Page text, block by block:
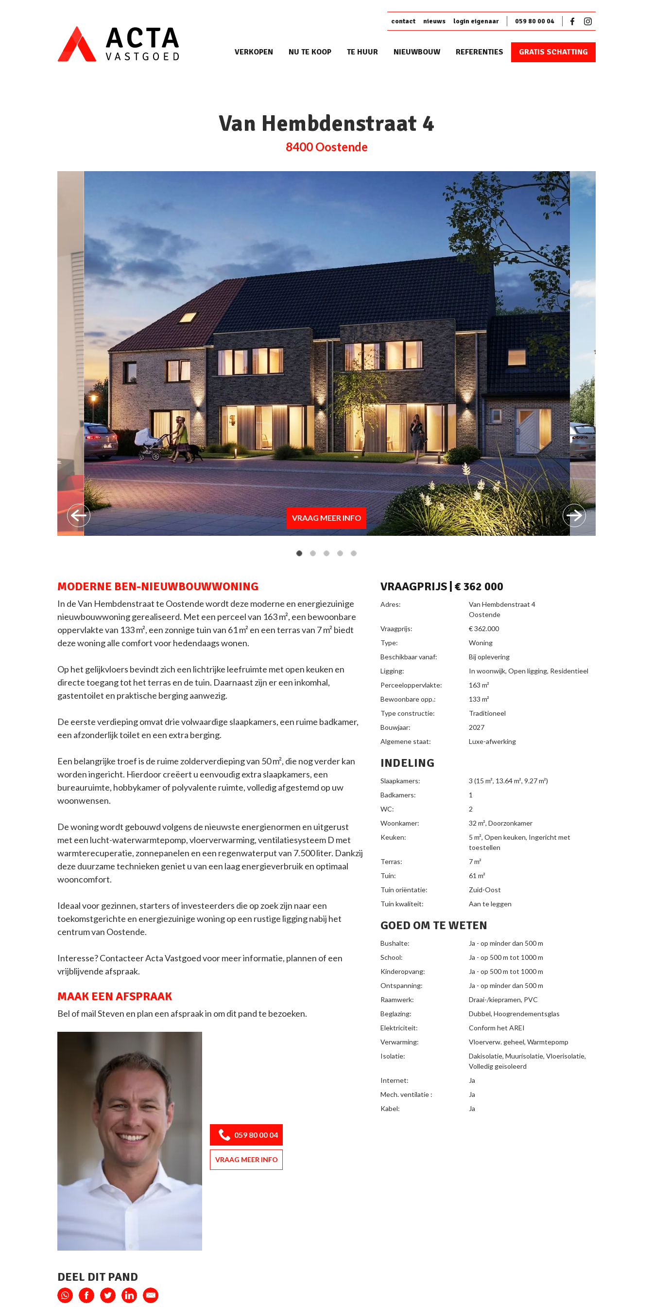
contact nieuws login eigenaar 059 80 00 04
VERKOPEN NU TE KOOP TE HUUR NIEUWBOUW REFERENTIES GRATIS SCHATTING
Van Hembdenstraat 4
8400 Oostende
Previous Next
VRAAG MEER INFO
MODERNE BEN-NIEUWBOUWWONING
In de Van Hembdenstraat te Oostende wordt deze moderne en energiezuinige
nieuwbouwwoning gerealiseerd. Met een perceel van 163 m², een bewoonbare
oppervlakte van 133 m², een zonnige tuin van 61 m² en een terras van 7 m² biedt
deze woning alle comfort voor hedendaags wonen.
Op het gelijkvloers bevindt zich een lichtrijke leefruimte met open keuken en
directe toegang tot het terras en de tuin. Daarnaast zijn er een inkomhal,
gastentoilet en praktische berging aanwezig.
De eerste verdieping omvat drie volwaardige slaapkamers, een ruime badkamer,
een afzonderlijk toilet en een extra berging.
Een belangrijke troef is de ruime zolderverdieping van 50 m², die nog verder kan
worden ingericht. Hierdoor creëert u eenvoudig extra slaapkamers, een
bureauruimte, hobbykamer of polyvalente ruimte, volledig afgestemd op uw
woonwensen.
De woning wordt gebouwd volgens de nieuwste energienormen en uitgerust
met een lucht-waterwarmtepomp, vloerverwarming, ventilatiesysteem D met
warmterecuperatie, zonnepanelen en een regenwaterput van 7.500 liter. Dankzij
deze duurzame technieken geniet u van een laag energieverbruik en optimaal
wooncomfort.
Ideaal voor gezinnen, starters of investeerders die op zoek zijn naar een
toekomstgerichte en energiezuinige woning op een rustige ligging nabij het
centrum van Oostende.
Interesse? Contacteer Acta Vastgoed voor meer informatie, plannen of een
vrijblijvende afspraak.
MAAK EEN AFSPRAAK
Bel of mail Steven en plan een afspraak in om dit pand te bezoeken.
059 80 00 04
VRAAG MEER INFO
DEEL DIT PAND
VRAAGPRIJS | € 362 000
ALGEMEEN
Adres:
Van Hembdenstraat 4
Oostende
Vraagprijs:
€ 362.000
Type:
Woning
Beschikbaar vanaf:
Bij oplevering
Ligging:
In woonwijk, Open ligging, Residentieel
Perceeloppervlakte:
163 m²
Bewoonbare opp.:
133 m²
Type constructie:
Traditioneel
Bouwjaar:
2027
Algemene staat:
Luxe-afwerking
INDELING
Slaapkamers: 3 (15 m², 13.64 m², 9.27 m²)
Badkamers:
1
WC:
2
Woonkamer:
32 m², Doorzonkamer
Keuken:
5 m², Open keuken, Ingericht met
toestellen
Terras:
7 m²
Tuin:
61 m²
Tuin oriëntatie:
Zuid-Oost
Tuin kwaliteit:
Aan te leggen
GOED OM TE WETEN
Bushalte:
Ja - op minder dan 500 m
School:
Ja - op 500 m tot 1000 m
Kinderopvang:
Ja - op 500 m tot 1000 m
Ontspanning:
Ja - op minder dan 500 m
Raamwerk:
Draai-/kiepramen, PVC
Beglazing:
Dubbel, Hoogrendementsglas
Elektriciteit:
Conform het AREI
Verwarming:
Vloerverw. geheel, Warmtepomp
Isolatie:
Dakisolatie, Muurisolatie, Vloerisolatie,
Volledig geïsoleerd
Internet:
Ja
Mech. ventilatie :
Ja
Kabel:
Ja